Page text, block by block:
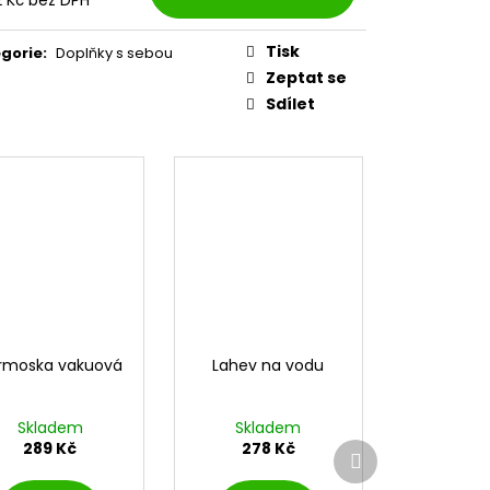
: Doplňky s sebou
Tisk
Zeptat se
Sdílet
vakuová
Skladem
289 Kč
Lahev na vodu
Skladem
278 Kč
Další
produkt